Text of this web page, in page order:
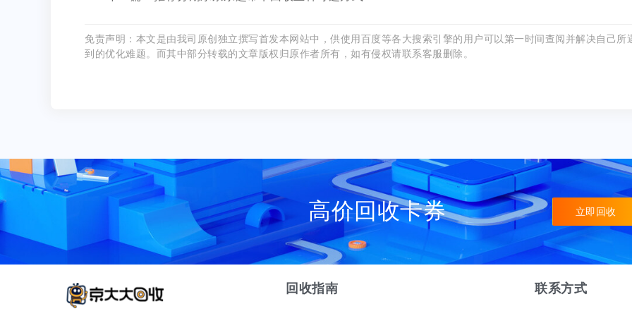
免责声明：本文是由我司原创独立撰写首发本网站中，供使用百度等各大搜索引擎的用户可以第一时间查阅并解决自己所
到的优化难题。而其中部分转载的文章版权归原作者所有，如有侵权请联系客服删除。
高价回收卡券 立即回收
回收指南 联系方式